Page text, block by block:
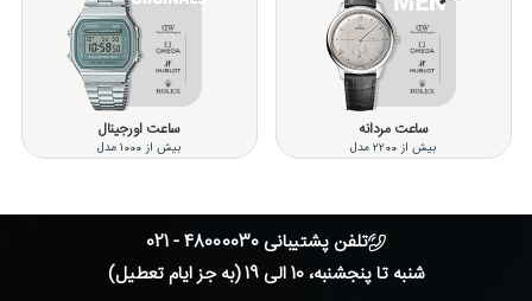
ساعت مردانه
بیش از 2200 مدل
ساعت اورجینال
بیش از 1000 مدل
تلفن پشتیبانی 48000030 - 021
شنبه تا پنجشنبه، 10 الی 19 (به جز ایام تعطیل)